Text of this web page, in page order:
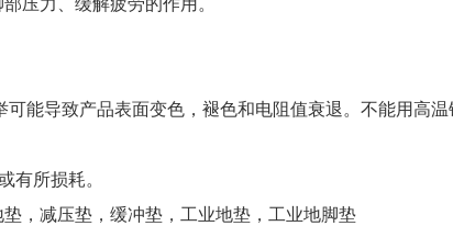
压力、缓解疲劳的作用。
能导致产品表面变色，褪色和电阻值衰退。不能用高温
有所损耗。
，减压垫，缓冲垫，工业地垫，工业地脚垫